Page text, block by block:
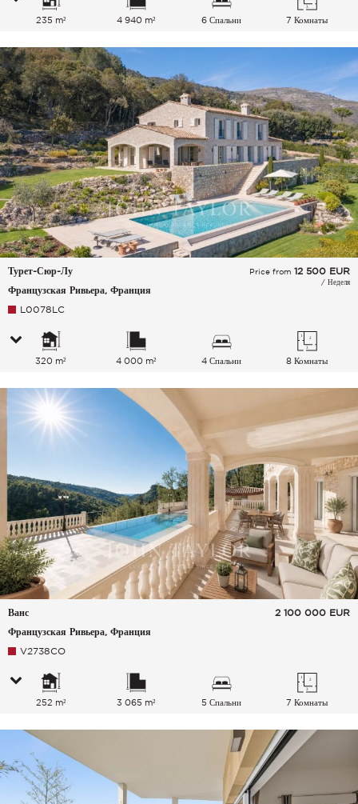
235 m² 4 940 m² 6 Спальни 7 Комнаты
Турет-Сюр-Лу
Французская Ривьера, Франция
Price from 12 500 EUR
/ Неделя
L0078LC
320 m² 4 000 m² 4 Спальни 8 Комнаты
Ванс
Французская Ривьера, Франция
2 100 000 EUR
V2738CO
252 m² 3 065 m² 5 Спальни 7 Комнаты